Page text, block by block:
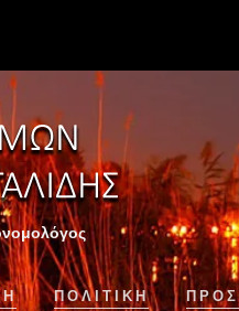
ΠΟΛΙΤΙΚΗ